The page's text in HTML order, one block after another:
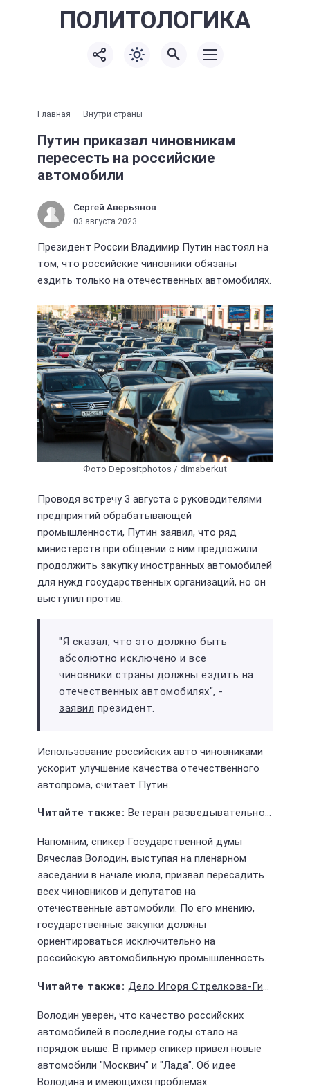
ПОЛИТОЛОГИКА
Главная Внутри страны
Путин приказал чиновникам
пересесть на российские
автомобили
Сергей Аверьянов
03 августа 2023
Президент России Владимир Путин настоял на
том, что российские чиновники обязаны
ездить только на отечественных автомобилях.
Фото Depositphotos / dimaberkut
Проводя встречу 3 августа с руководителями
предприятий обрабатывающей
промышленности, Путин заявил, что ряд
министерств при общении с ним предложили
продолжить закупку иностранных автомобилей
для нужд государственных организаций, но он
выступил против.
"Я сказал, что это должно быть
абсолютно исключено и все
чиновники страны должны ездить на
отечественных автомобилях", -
заявил президент.
Использование российских авто чиновниками
ускорит улучшение качества отечественного
автопрома, считает Путин.
Ветеран разведывательного батальона ВДВ провел одиночный пикет в поддержку Стрелкова
Напомним, спикер Государственной думы
Вячеслав Володин, выступая на пленарном
заседании в начале июля, призвал пересадить
всех чиновников и депутатов на
отечественные автомобили. По его мнению,
государственные закупки должны
ориентироваться исключительно на
российскую автомобильную промышленность.
Дело Игоря Стрелкова-Гиркина засекретили
Володин уверен, что качество российских
автомобилей в последние годы стало на
порядок выше. В пример спикер привел новые
автомобили "Москвич" и "Лада". Об идее
Володина и имеющихся проблемах